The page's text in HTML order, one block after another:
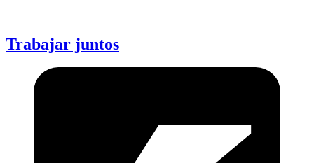
Trabajar juntos